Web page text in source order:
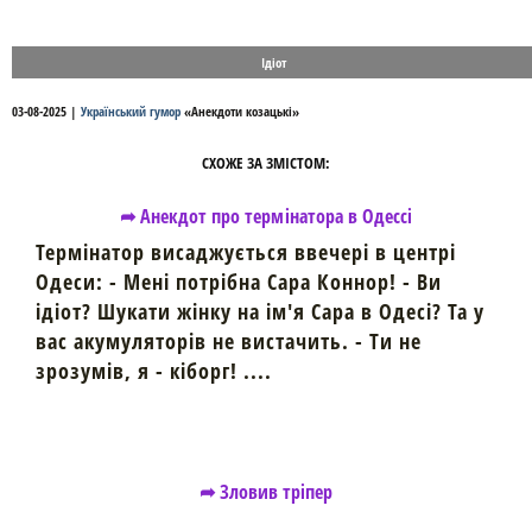
Ідіот
03-08-2025 | Український гумор «Анекдоти козацькі»
СХОЖЕ ЗА ЗМІСТОМ:
➦ Анекдот про термінатора в Одессі
Термінатор висаджується ввечері в центрі
Одеси: - Мені потрібна Сара Коннор! - Ви
ідіот? Шукати жінку на ім'я Сара в Одесі? Та у
вас акумуляторів не вистачить. - Ти не
зрозумів, я - кіборг! ....
➦ Зловив тріпер